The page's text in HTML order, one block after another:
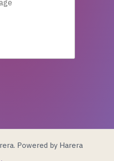
Powered by Harera.